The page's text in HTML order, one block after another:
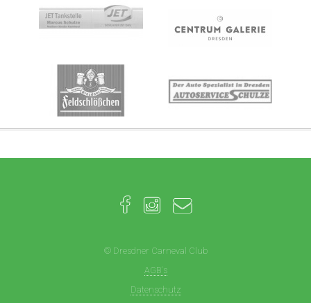
© Dresdner Carneval Club
AGB´s
Datenschutz